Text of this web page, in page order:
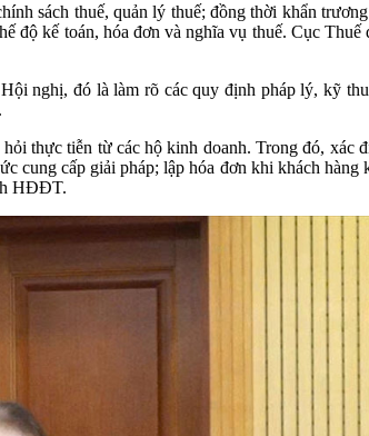
sách thuế, quản lý thuế; đồng thời khẩn
độ kế toán, hóa đơn và nghĩa vụ thuế. Cục
nghị, đó là làm rõ các quy định pháp lý, kỹ
thực tiễn từ các hộ kinh doanh. Trong đó,
cấp giải pháp; lập hóa đơn khi khách
HĐĐT.